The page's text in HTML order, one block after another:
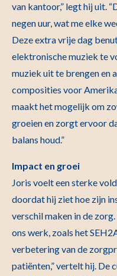
van kantoor,” legt hij uit.
negen uur, wat me elke
Deze extra vrije dag
elektronische muziek te
muziek uit te brengen en
composities voor
maakt het mogelijk om
groeien en zorgt ervoor
balans houd.”
Impact en groei
Joris voelt een sterke
doordat hij ziet hoe zijn
verschil maken in de
ons werk, zoals het
verbetering van de
patiënten,” vertelt hij. De